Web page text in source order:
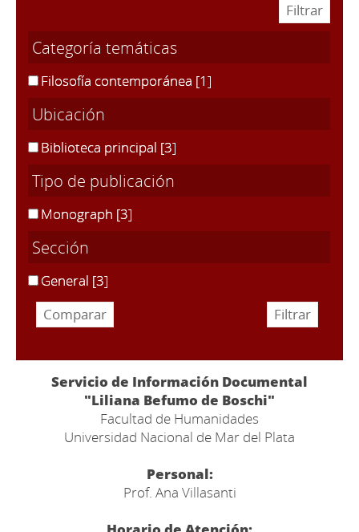
Categoría temáticas
Filosofía contemporánea [1]
Ubicación
Biblioteca principal [3]
Tipo de publicación
Monograph [3]
Sección
General [3]
Servicio de Información Documental
"Liliana Befumo de Boschi"
Facultad de Humanidades
Universidad Nacional de Mar del Plata
Personal:
Prof. Ana Villasanti